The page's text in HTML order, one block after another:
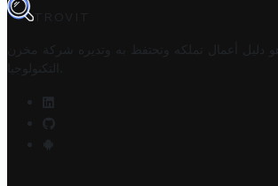
TROVIT
دليل أعمال تملكه وتحتفظ به وتديره
شركة مخزن
التكنولوجيا